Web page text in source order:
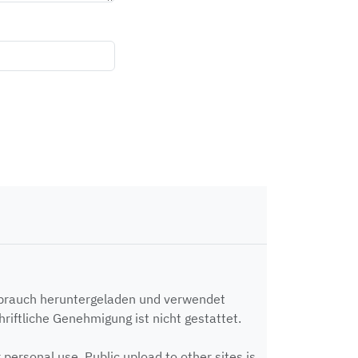
heruntergeladen und verwendet
Genehmigung ist nicht gestattet.